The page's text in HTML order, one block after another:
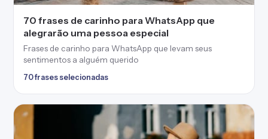
70 frases de carinho para WhatsApp que
alegrarão uma pessoa especial
Frases de carinho para WhatsApp que levam seus
sentimentos a alguém querido
70 frases selecionadas